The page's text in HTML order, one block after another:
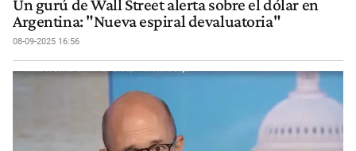
Un gurú de Wall Street alerta sobre el dólar en
Argentina: "Nueva espiral devaluatoria"
08-09-2025 16:56